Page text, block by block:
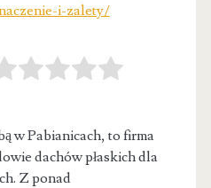
i-zalety/
w Pabianicach, to firma
dachów płaskich dla
Z ponad